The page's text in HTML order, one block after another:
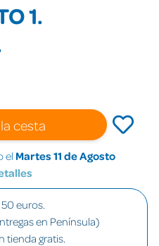
1.
cesta
el Martes 11 de Agosto
euros.
en Península)
tienda gratis.